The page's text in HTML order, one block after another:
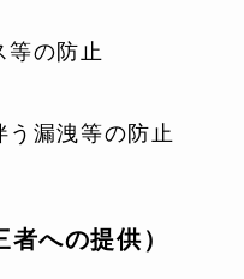
等の防止
う漏洩等の防止
への提供）